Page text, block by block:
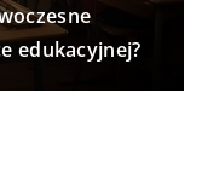
edukacyjnej?